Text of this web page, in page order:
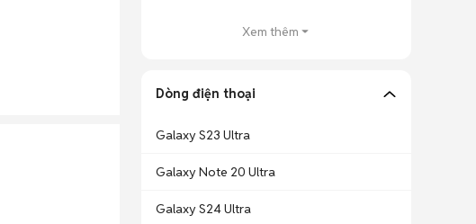
Xem thêm
Dòng điện thoại
Galaxy S23 Ultra
Galaxy Note 20 Ultra
Galaxy S24 Ultra